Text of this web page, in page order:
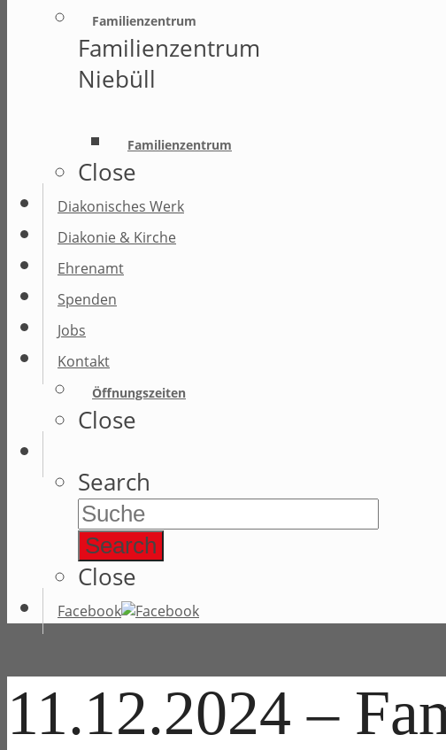
Familienzentrum
Familienzentrum
Niebüll
Familienzentrum
Close
Diakonisches Werk
Diakonie & Kirche
Ehrenamt
Spenden
Jobs
Kontakt
Öffnungszeiten
Close
Search
Search
Close
Facebook
11.12.2024 –